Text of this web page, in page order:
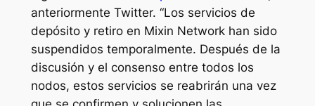
anteriormente Twitter. “Los servicios de
depósito y retiro en Mixin Network han sido
suspendidos temporalmente. Después de la
discusión y el consenso entre todos los
nodos, estos servicios se reabrirán una vez